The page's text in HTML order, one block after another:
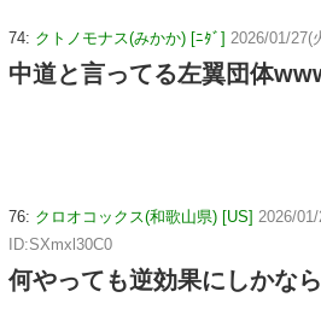
74: クトノモナス(みかか) [ﾆﾀﾞ] 2026/01/27(
中道と言ってる左翼団体
76: クロオコックス(和歌山県) [US] 2026/
ID:SXmxl30C0
何やっても逆効果にしかな